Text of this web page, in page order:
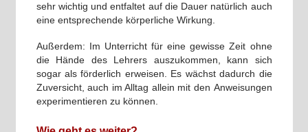
sehr wichtig und entfaltet auf die Dauer natürlich auch
eine entsprechende körperliche Wirkung.
Außerdem: Im Unterricht für eine gewisse Zeit ohne
die Hände des Lehrers auszukommen, kann sich
sogar als förderlich erweisen. Es wächst dadurch die
Zuversicht, auch im Alltag allein mit den Anweisungen
experimentieren zu können.